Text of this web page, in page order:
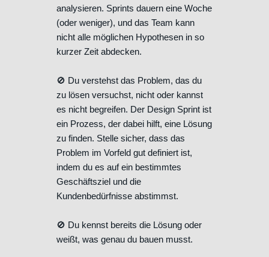
analysieren. Sprints dauern eine Woche
(oder weniger), und das Team kann
nicht alle möglichen Hypothesen in so
kurzer Zeit abdecken.
🚫 Du verstehst das Problem, das du
zu lösen versuchst, nicht oder kannst
es nicht begreifen. Der Design Sprint ist
ein Prozess, der dabei hilft, eine Lösung
zu finden. Stelle sicher, dass das
Problem im Vorfeld gut definiert ist,
indem du es auf ein bestimmtes
Geschäftsziel und die
Kundenbedürfnisse abstimmst.
🚫 Du kennst bereits die Lösung oder
weißt, was genau du bauen musst.